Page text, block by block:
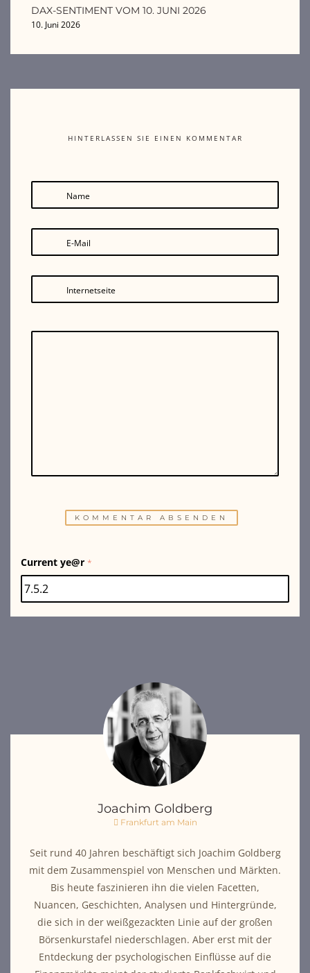
DAX-SENTIMENT VOM 10. JUNI 2026
10. Juni 2026
HINTERLASSEN SIE EINEN KOMMENTAR
Name
E-Mail
Internetseite
Current ye@r *
Joachim Goldberg
Frankfurt am Main
Seit rund 40 Jahren beschäftigt sich Joachim Goldberg
mit dem Zusammenspiel von Menschen und Märkten.
Bis heute faszinieren ihn die vielen Facetten,
Nuancen, Geschichten, Analysen und Hintergründe,
die sich in der weißgezackten Linie auf der großen
Börsenkurstafel niederschlagen. Aber erst mit der
Entdeckung der psychologischen Einflüsse auf die